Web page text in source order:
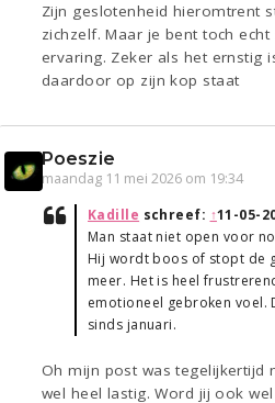
Zijn geslotenheid hieromtrent
zichzelf. Maar je bent toch
ervaring. Zeker als het ernstig
daardoor op zijn kop staat
Poeszie
maandag 11 mei 2026 om 19:34
Kadille schreef: ↑11-05-
Man staat niet open voor
Hij wordt boos of stopt de
meer. Het is heel
emotioneel gebroken voel.
sinds januari.
Oh mijn post was tegelijkertijd
wel heel lastig. Word jij ook